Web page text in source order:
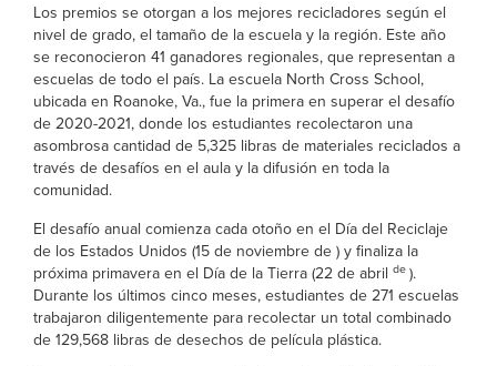
Los premios se otorgan a los mejores recicladores según el
nivel de grado, el tamaño de la escuela y la región. Este año
se reconocieron 41 ganadores regionales, que representan a
escuelas de todo el país. La escuela North Cross School,
ubicada en Roanoke, Va., fue la primera en superar el desafío
de 2020-2021, donde los estudiantes recolectaron una
asombrosa cantidad de 5,325 libras de materiales reciclados a
través de desafíos en el aula y la difusión en toda la
comunidad.
El desafío anual comienza cada otoño en el Día del Reciclaje
de los Estados Unidos (15 de noviembre de ) y finaliza la
próxima primavera en el Día de la Tierra (22 de abril de ).
Durante los últimos cinco meses, estudiantes de 271 escuelas
trabajaron diligentemente para recolectar un total combinado
de 129,568 libras de desechos de película plástica.